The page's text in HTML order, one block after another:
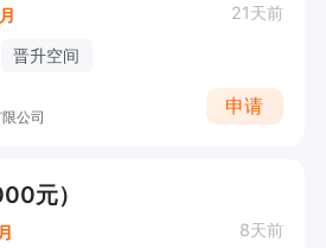
21天前
晋升空间
公司
申请
元）
8天前